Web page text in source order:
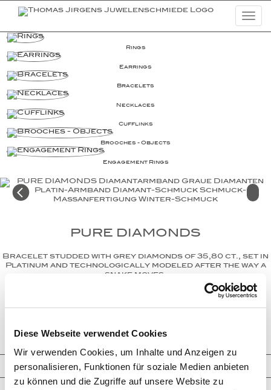
Diese Webseite verwendet Cookies
Wir verwenden Cookies, um Inhalte und Anzeigen zu
personalisieren, Funktionen für soziale Medien anbieten
zu können und die Zugriffe auf unsere Website zu
Jewelry
Highlights
Campaigns
Basic Diamonds
News
Rings
Earrings
Bracelets
Necklaces
Cufflinks
Brooches - Objects
Engagement Rings
PURE DIAMONDS
Bracelet studded with grey diamonds of 35,80 ct., set in
Platinum and technologically modeled after the way a
snake moves.
bracelet
Jewelry